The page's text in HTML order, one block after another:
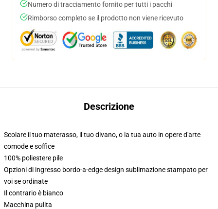
Numero di tracciamento fornito per tutti i pacchi
Rimborso completo se il prodotto non viene ricevuto
Descrizione
Scolare il tuo materasso, il tuo divano, o la tua auto in opere d'arte
comode e soffice
100% poliestere pile
Opzioni di ingresso bordo-a-edge design sublimazione stampato per
voi se ordinate
Il contrario è bianco
Macchina pulita